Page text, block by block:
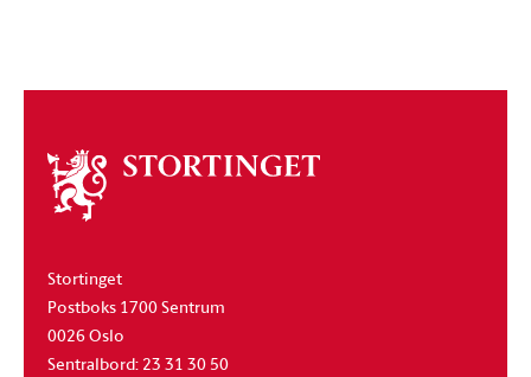
Om
stortinget
Stortinget
Postboks 1700 Sentrum
0026 Oslo
Sentralbord: 23 31 30 50